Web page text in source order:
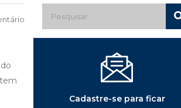
Cadastre-se para ficar